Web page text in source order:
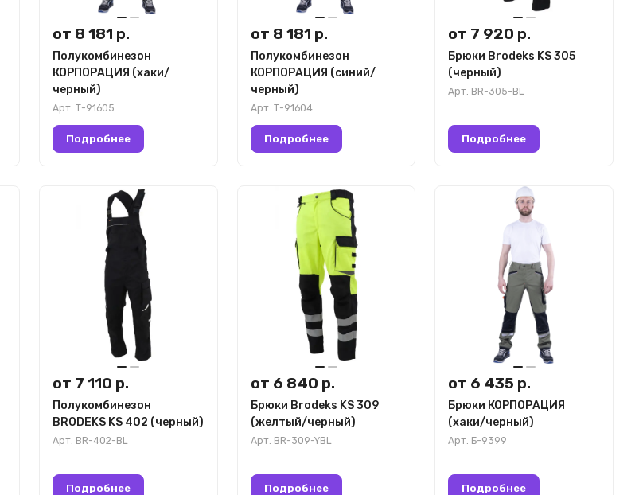
от 8 181 р.
Полукомбинезон
КОРПОРАЦИЯ (хаки/
черный)
Арт. Т-91605
Подробнее
от 8 181 р.
Полукомбинезон
КОРПОРАЦИЯ (синий/
черный)
Арт. Т-91604
Подробнее
от 7 920 р.
Брюки Brodeks KS 305
(черный)
Арт. BR-305-BL
Подробнее
от 7 110 р.
Полукомбинезон
BRODEKS KS 402 (черный)
Арт. BR-402-BL
Подробнее
от 6 840 р.
Брюки Brodeks KS 309
(желтый/черный)
Арт. BR-309-YBL
Подробнее
от 6 435 р.
Брюки КОРПОРАЦИЯ
(хаки/черный)
Арт. Б-9399
Подробнее